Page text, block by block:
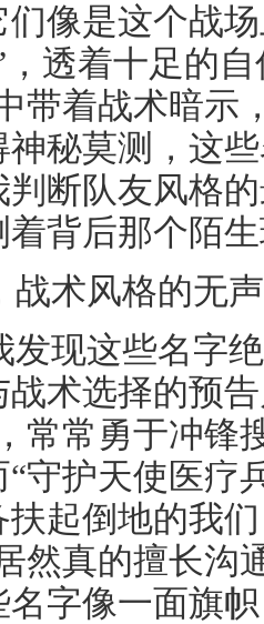
像是这个战
，透着十足的
带着战术暗示
秘莫测，这
断队友风格
背后那个陌
战术风格的无
发现这些名字
战术选择的预
常常勇于冲锋
守护天使医疗
起倒地的我
然真的擅长沟
字像一面旗